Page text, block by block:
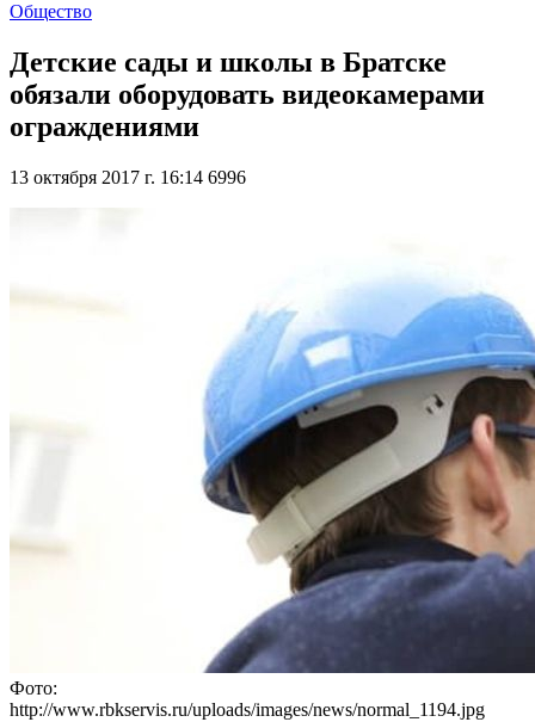
Общество
Детские сады и школы в Братске
обязали оборудовать видеокамерами
ограждениями
13 октября 2017 г. 16:14 6996
Фото:
http://www.rbkservis.ru/uploads/images/news/normal_1194.jpg